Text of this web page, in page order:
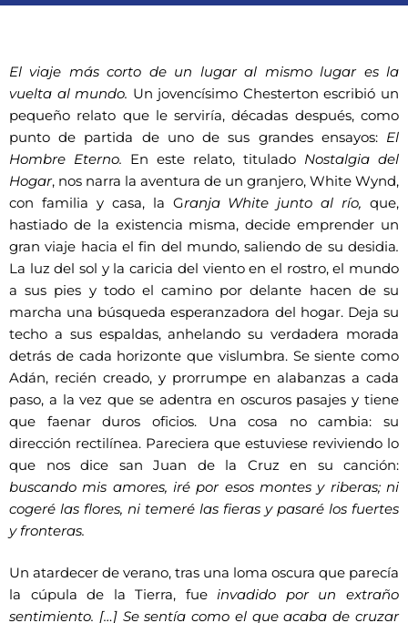
El viaje más corto de un lugar al mismo lugar es la
vuelta al mundo. Un jovencísimo Chesterton escribió un
pequeño relato que le serviría, décadas después, como
punto de partida de uno de sus grandes ensayos: El
Hombre Eterno. En este relato, titulado Nostalgia del
Hogar, nos narra la aventura de un granjero, White Wynd,
con familia y casa, la Granja White junto al río, que,
hastiado de la existencia misma, decide emprender un
gran viaje hacia el fin del mundo, saliendo de su desidia.
La luz del sol y la caricia del viento en el rostro, el mundo
a sus pies y todo el camino por delante hacen de su
marcha una búsqueda esperanzadora del hogar. Deja su
techo a sus espaldas, anhelando su verdadera morada
detrás de cada horizonte que vislumbra. Se siente como
Adán, recién creado, y prorrumpe en alabanzas a cada
paso, a la vez que se adentra en oscuros pasajes y tiene
que faenar duros oficios. Una cosa no cambia: su
dirección rectilínea. Pareciera que estuviese reviviendo lo
que nos dice san Juan de la Cruz en su canción:
buscando mis amores, iré por esos montes y riberas; ni
cogeré las flores, ni temeré las fieras y pasaré los fuertes
y fronteras.
Un atardecer de verano, tras una loma oscura que parecía
la cúpula de la Tierra, fueinvadido por un extraño
sentimiento. […] Se sentía como el que acaba de cruzar